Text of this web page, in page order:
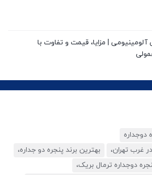
| مزایا، قیمت و تفاوت با
دوجداره
غرب تهران،
بهترین برند پنجره دو جداره،
دوجداره ترمال بریک،